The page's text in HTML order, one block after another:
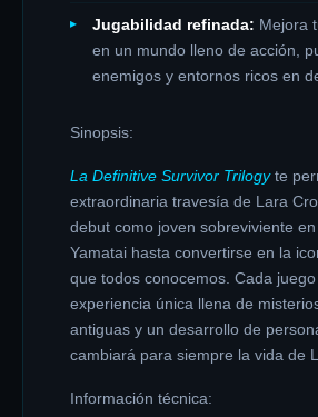
Jugabilidad refinada: Mejora
en un mundo lleno de acción,
enemigos y entornos ricos en
Sinopsis:
La Definitive Survivor Trilogyte
extraordinaria travesía de Lara
debut como joven sobreviviente
Yamatai hasta convertirse en la
que todos conocemos. Cada
experiencia única llena de
antiguas y un desarrollo de
cambiará para siempre la vida de
Información técnica: